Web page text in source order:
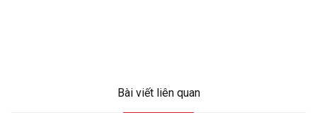
Bài viết liên quan